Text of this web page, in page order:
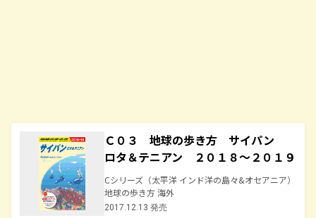
Ｃ０３ 地球の歩き方 サイパン
ロタ＆テニアン ２０１８～２０１９
Cシリーズ（太平洋 インド洋の島々&オセアニア）
地球の歩き方 海外
2017.12.13 発売